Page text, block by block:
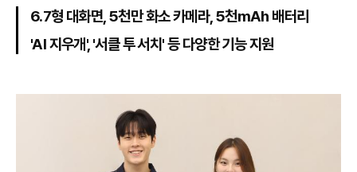
6.7형 대화면, 5천만 화소 카메라, 5천mAh 배터리
'AI 지우개', '서클 투 서치' 등 다양한 기능 지원